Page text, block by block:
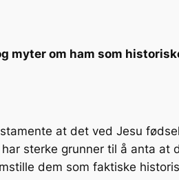
myter om ham som
at det ved Jesu
sterke grunner til å anta at
dem som faktiske